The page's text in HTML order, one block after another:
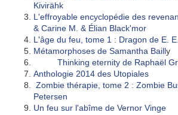
Kivirähk
L'effroyable encyclopédie des
& Carine M. & Élian Black'mor
L'âge du feu, tome 1 : Dragon de E.
Métamorphoses de Samantha Bailly
Thinking eternity de Raphaël
Anthologie 2014 des Utopiales
Zombie thérapie, tome 2 : Zombie
Petersen
Un feu sur l'abîme de Vernor Vinge